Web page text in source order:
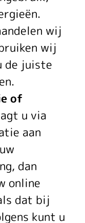
wij
wij
de juiste
of
u via
aan
dan
online
dat bij
kunt u